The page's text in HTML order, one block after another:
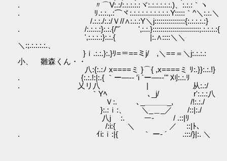
. 〃⌒V:.:/:.:.:.:.:ヾ:.:.:.:.:.:.)、:.:.:｀ヽ
. ﾘ.:.:.,.:⌒ヾ:.:.:.:.:.:.:.:.:.:.Y:::::｀^＼:.:.＼
/.:.:./:.:/Ｖ//∧:.:.:Y＼j:::::::::::::::{:.:.:.:.:}
. /:.:.:.:}:.:.{/"´ ',:.:.}:::::::::::::::::::::::;.:.:.:.:{
',:.:.:.:}:.:.{ |:.∧::::＼＼
＼:;.:.:.:.:.、
}ｉ.:.:.}:.}ﾘ=＝==ミj/ ,＼==＝＼j:.:.:.:
小、 雛森くん・・
八:{:.:ﾉ x====ミ }⌒{ ,x====ミ ﾘ:.}}:.:.!}
. {:.:.!:|:.{ ｀ー―‐‐ ′i `ー―‐‐'" 刈:.:.ﾘ
. 乂リ八 | 从:.:/
｀Yﾍ ､_j/ r':.:.:八
Ｖ:. ､_＿＿＿_, /!:.:./
}:.:ｉ:、 ＼_＿_／ /::|:./
八j :. ー‐ / .::|ﾘ
/:i:{ ＼ ／ ::|ﾄ､
. ｲi:ｉ:|{ ｀ ー‐ ´ .:::/}|:. ＼